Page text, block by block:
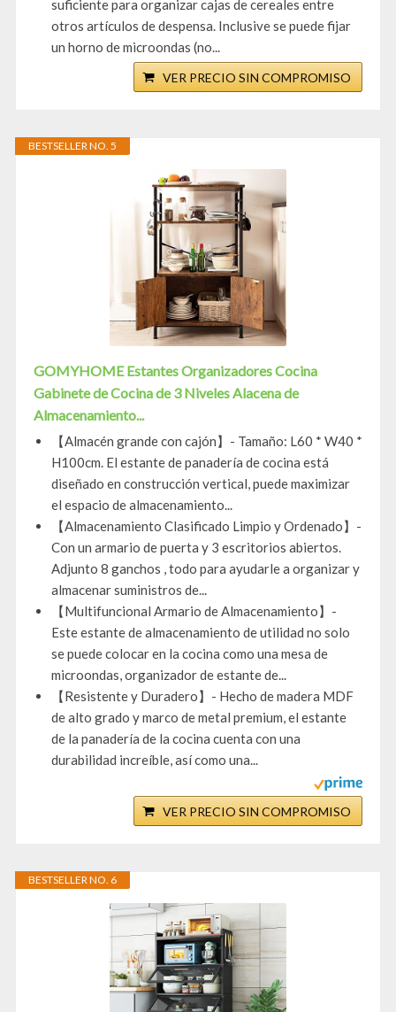
suficiente para organizar cajas de cereales entre
otros artículos de despensa. Inclusive se puede fijar
un horno de microondas (no...
VER PRECIO SIN COMPROMISO
BESTSELLER NO. 5
GOMYHOME Estantes Organizadores Cocina
Gabinete de Cocina de 3 Niveles Alacena de
Almacenamiento...
【Almacén grande con cajón】- Tamaño: L60 * W40 *
H100cm. El estante de panadería de cocina está
diseñado en construcción vertical, puede maximizar
el espacio de almacenamiento...
【Almacenamiento Clasificado Limpio y Ordenado】-
Con un armario de puerta y 3 escritorios abiertos.
Adjunto 8 ganchos , todo para ayudarle a organizar y
almacenar suministros de...
【Multifuncional Armario de Almacenamiento】-
Este estante de almacenamiento de utilidad no solo
se puede colocar en la cocina como una mesa de
microondas, organizador de estante de...
【Resistente y Duradero】- Hecho de madera MDF
de alto grado y marco de metal premium, el estante
de la panadería de la cocina cuenta con una
durabilidad increíble, así como una...
VER PRECIO SIN COMPROMISO
BESTSELLER NO. 6